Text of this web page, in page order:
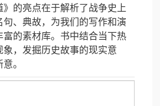
》的亮点在于解析了战争史上
句、典故，为我们的写作和演
富的素材库。书中结合当下热
象，发掘历史故事的现实意
。